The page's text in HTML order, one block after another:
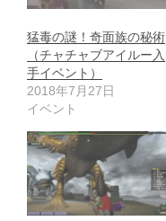
猛毒の謎！奇面族の秘術
（チャチャブアイルー入
手イベント）
2018年7月27日
イベント